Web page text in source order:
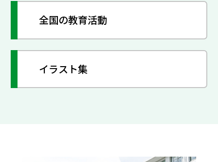
全国の教育活動
イラスト集